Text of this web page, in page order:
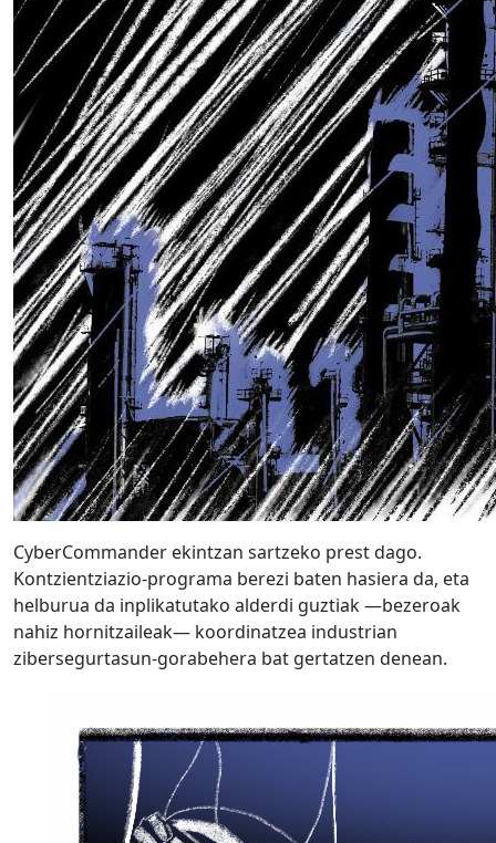
CyberCommander ekintzan sartzeko prest dago.
Kontzientziazio-programa berezi baten hasiera da, eta
helburua da inplikatutako alderdi guztiak —bezeroak
nahiz hornitzaileak— koordinatzea industrian
zibersegurtasun-gorabehera bat gertatzen denean.